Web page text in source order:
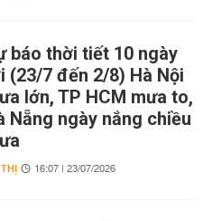
báo thời tiết 10 ngày
(23/7 đến 2/8) Hà Nội
lớn, TP HCM mưa to,
Nẵng ngày nắng chiều
16:07 | 23/07/2026